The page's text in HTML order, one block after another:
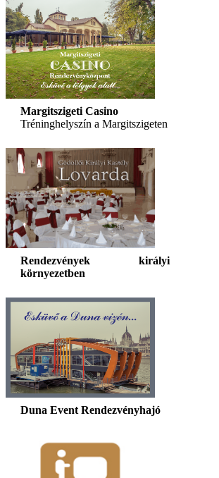
Margitszigeti Casino
Tréninghelyszín a Margitszigeten
Rendezvények királyi
környezetben
Duna Event Rendezvényhajó